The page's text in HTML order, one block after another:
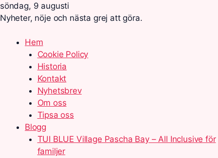
söndag, 9 augusti
Nyheter, nöje och nästa grej att göra.
Hem
Cookie Policy
Historia
Kontakt
Nyhetsbrev
Om oss
Tipsa oss
Blogg
TUI BLUE Village Pascha Bay – All Inclusive för
familjer